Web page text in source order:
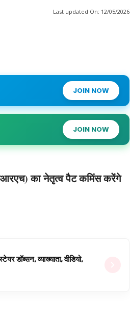
Last updated On: 12/05/2026
JOIN NOW
JOIN NOW
का नेतृत्व पैट कमिंस करेंगे
डॉब्सन, व्याख्याता, वीडियो,